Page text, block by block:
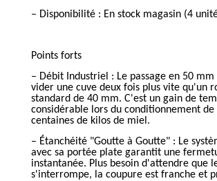
– Disponibilité : En stock magasin (4
Points forts
– Débit Industriel : Le passage en 50
vider une cuve deux fois plus vite qu'un
standard de 40 mm. C'est un gain de
considérable lors du conditionnement de
centaines de kilos de miel.
– Étanchéité "Goutte à Goutte" : Le
avec sa portée plate garantit une
instantanée. Plus besoin d'attendre que
s'interrompe, la coupure est franche et